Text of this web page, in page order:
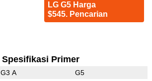
LG G5 Harga
$545. Pencarian
Spesifikasi Primer
G3 A G5